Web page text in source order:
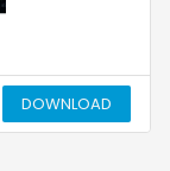
DOWNLOAD